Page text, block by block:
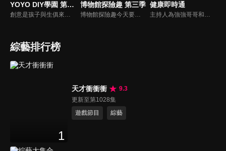
YOYO DIY學園 第十一季
創意是孩子與生俱來的天份，本節目帶家長與小朋友一起做有趣又好玩的美勞作品，一同體會親子DIY的樂趣，共享歡樂親子時光，培養小朋友在各方面的均衡發展。
博物館探險趣 第三季
博物館探險趣今天要帶大家前往布袋戲的世界。西瓜哥哥與草莓姊姊演出武松打虎戲碼，西瓜松不忍棒打裝可愛的草莓老虎，正當兩人擔心短劇不知如何收尾，威璁老師出現了，帶他們到有戲看有戲演的地方參觀。
健康即時通
主持人為強強哥哥和柳丁哥哥。介紹許多健康資訊，為大家開闢一個的健康新天地。
綜藝排行榜
1
天才衝衝衝
9.3
更新至第1028集
遊戲節目
綜藝